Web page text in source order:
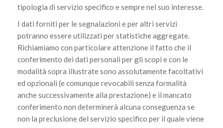
tipologia di servizio specifico e sempre nel suo interesse.
I dati forniti per le segnalazioni e per altri servizi
potranno essere utilizzati per statistiche aggregate.
Richiamiamo con particolare attenzione il fatto che il
conferimento dei dati personali per gli scopi e con le
modalità sopra illustrate sono assolutamente facoltativi
ed opzionali (e comunque revocabili senza formalità
anche successivamente alla prestazione) e il mancato
conferimento non determinerà alcuna conseguenza se
non la preclusione del servizio specifico per il quale viene